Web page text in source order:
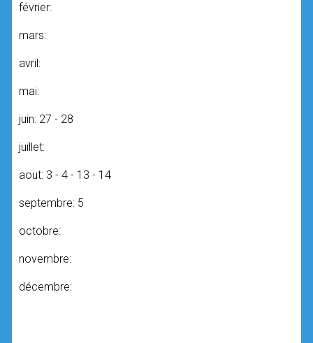
février:
mars:
avril:
mai:
juin: 27 - 28
juillet:
aout: 3 - 4 - 13 - 14
septembre: 5
octobre:
novembre:
décembre: